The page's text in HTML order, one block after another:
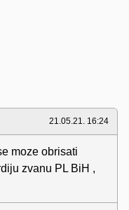
21.05.21. 16:24
moze obrisati
zvanu PL BiH ,